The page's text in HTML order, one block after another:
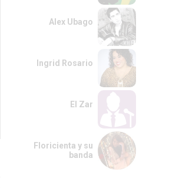
Alex Ubago
Ingrid Rosario
El Zar
Floricienta y su
banda